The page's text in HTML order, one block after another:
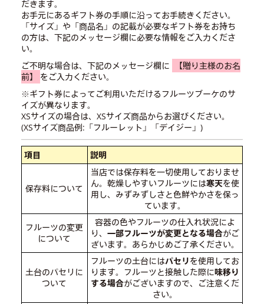
だきます。
お手元にあるギフト券の手順に沿ってお手続きください。
「サイズ」や「商品名」の記載が必要なギフト券をお持ち
の方は、下記のメッセージ欄に必要な情報をご入力くださ
い。
ご不明な場合は、下記のメッセージ欄に
【贈り主様のお名
前】
をご入力ください。
※ギフト券によってご利用いただけるフルーツブーケのサ
イズが異なります。
XSサイズの場合は、XSサイズ商品からお選びください。
(XSサイズ商品例:「フルーレット」「デイジー」)
項目 説明
保存料について
当店では保存料を一切使用しておりませ
ん。乾燥しやすいフルーツには寒天を使
用し、みずみずしさと色鮮やかさを保っ
ています。
フルーツの変更
について
容器の色やフルーツの仕入れ状況によ
り、 一部フルーツが変更となる場合がご
ざいます。あらかじめご了承ください。
土台のパセリに
ついて
フルーツの土台にはパセリを使用してお
ります。フルーツと接触した際に味移り
する場合がございますので、ご注意くだ
さい。